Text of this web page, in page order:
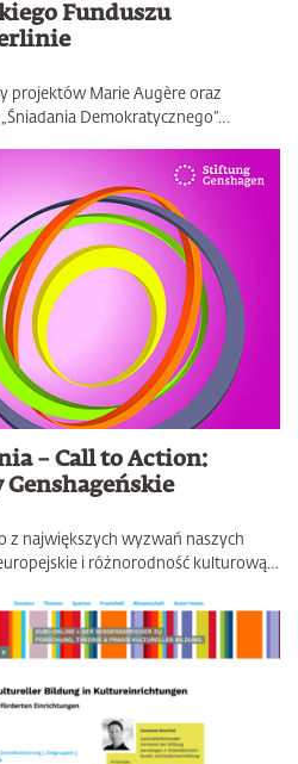
Funduszu
projektów Marie Augère oraz
Demokratycznego”…
– Call to Action:
Genshageńskie
z największych wyzwań naszych
i różnorodność kulturową…